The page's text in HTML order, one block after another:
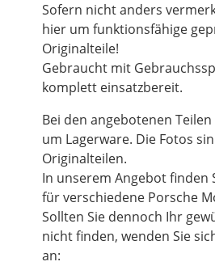
Sofern nicht anders
hier um funktionsfähige
Originalteile!
Gebraucht mit
komplett einsatzbereit.
Bei den angebotenen
um Lagerware. Die Fotos
Originalteilen.
In unserem Angebot finden
für verschiedene Porsche
Sollten Sie dennoch Ihr
nicht finden, wenden Sie
an: